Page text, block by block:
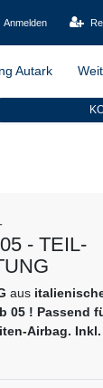
Anmelden
Autark
- TEIL-
aus
05 ! Passend
Airbag.